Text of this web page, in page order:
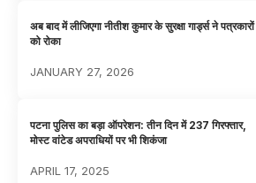
अब बाद में लीजिएगा नीतीश कुमार के सुरक्षा गार्ड्स ने पत्रकारों
को रोका
JANUARY 27, 2026
पटना पुलिस का बड़ा ऑपरेशन: तीन दिन में 237 गिरफ्तार,
मोस्ट वांटेड अपराधियों पर भी शिकंजा
APRIL 17, 2025